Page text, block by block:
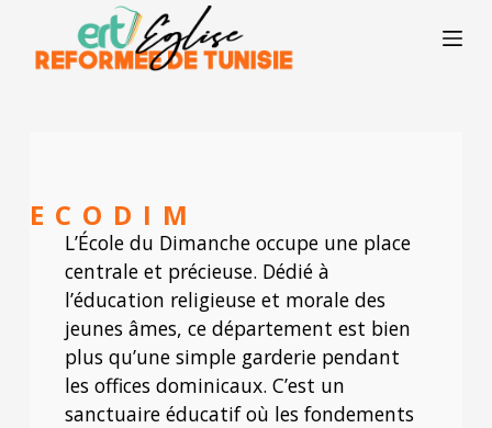
ECODIM
L’École du Dimanche occupe une place
centrale et précieuse. Dédié à
l’éducation religieuse et morale des
jeunes âmes, ce département est bien
plus qu’une simple garderie pendant
les offices dominicaux. C’est un
sanctuaire éducatif où les fondements